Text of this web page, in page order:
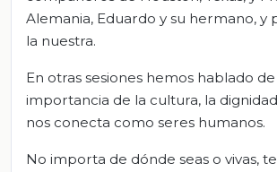
Alemania, Eduardo y su hermano, y
la nuestra.
En otras sesiones hemos hablado de
importancia de la cultura, la
nos conecta como seres humanos.
No importa de dónde seas o vivas,